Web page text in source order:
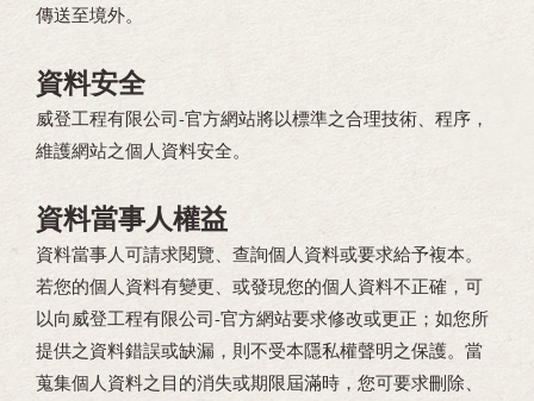
傳送至境外。
資料安全
威登工程有限公司-官方網站將以標準之合理技術、程序，
維護網站之個人資料安全。
資料當事人權益
資料當事人可請求閱覽、查詢個人資料或要求給予複本。
若您的個人資料有變更、或發現您的個人資料不正確，可
以向威登工程有限公司-官方網站要求修改或更正；如您所
提供之資料錯誤或缺漏，則不受本隱私權聲明之保護。當
蒐集個人資料之目的消失或期限屆滿時，您可要求刪除、